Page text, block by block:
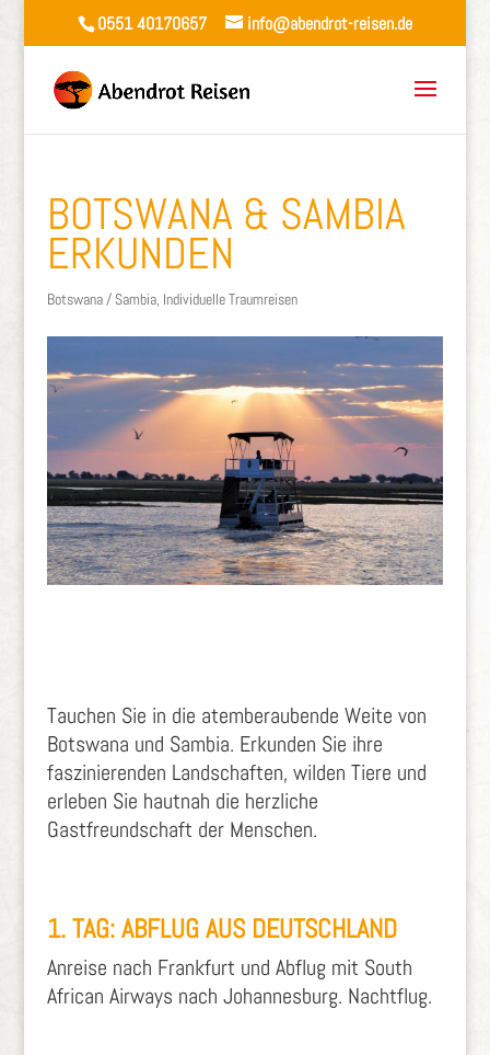
0551 40170657 info@abendrot-reisen.de
BOTSWANA & SAMBIA
ERKUNDEN
Botswana / Sambia, Individuelle Traumreisen
Tauchen Sie in die atemberaubende Weite von
Botswana und Sambia. Erkunden Sie ihre
faszinierenden Landschaften, wilden Tiere und
erleben Sie hautnah die herzliche
Gastfreundschaft der Menschen.
1. TAG: ABFLUG AUS DEUTSCHLAND
Anreise nach Frankfurt und Abflug mit South
African Airways nach Johannesburg. Nachtflug.